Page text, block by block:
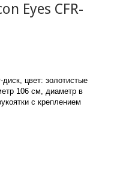
Eyes CFR-
цвет: золотистые
106 см, диаметр в
с креплением